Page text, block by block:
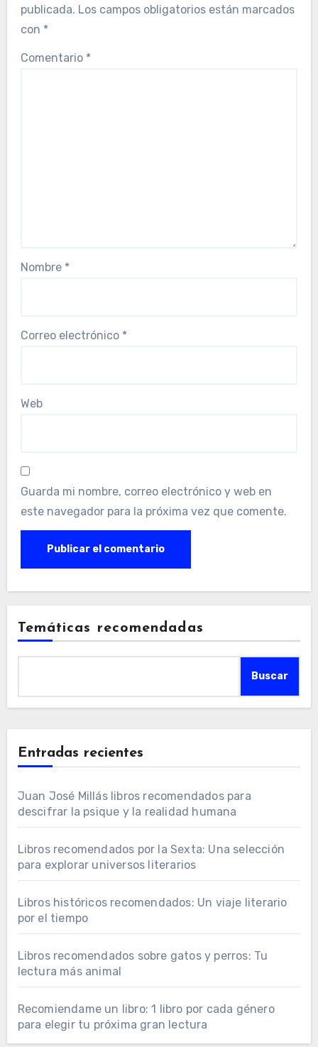
publicada. Los campos obligatorios están marcados
con *
Comentario *
Nombre *
Correo electrónico *
Web
Guarda mi nombre, correo electrónico y web en
este navegador para la próxima vez que comente.
Temáticas recomendadas
Buscar
Entradas recientes
Juan José Millás libros recomendados para
descifrar la psique y la realidad humana
Libros recomendados por la Sexta: Una selección
para explorar universos literarios
Libros históricos recomendados: Un viaje literario
por el tiempo
Libros recomendados sobre gatos y perros: Tu
lectura más animal
Recomiendame un libro: 1 libro por cada género
para elegir tu próxima gran lectura